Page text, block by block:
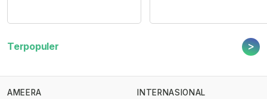
Terpopuler >
AMEERA
INTERNASIONAL